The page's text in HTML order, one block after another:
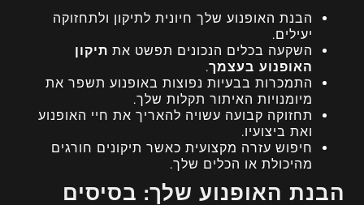
הבנת האופנוע שלך חיונית לתיקון ולתחזוקה
יעילים.
השקעה בכלים הנכונים תפשט את תיקון
האופנוע בעצמך.
התמכרות בבעיות נפוצות באופנוע תשפר את
מיומנויות האיתור תקלות שלך.
תחזוקה קבועה עשויה להאריך את חיי האופנוע
ואת ביצועיו.
חיפוש עזרה מקצועית כאשר תיקונים חורגים
מהיכולת או הכלים שלך.
הבנת האופנוע שלך: בסיסים